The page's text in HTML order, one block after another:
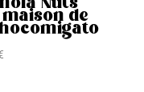
Nutsde